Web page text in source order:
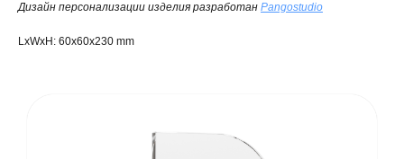
Дизайн персонализации изделия разработан Pangostudio
LxWxH: 60x60x230 mm